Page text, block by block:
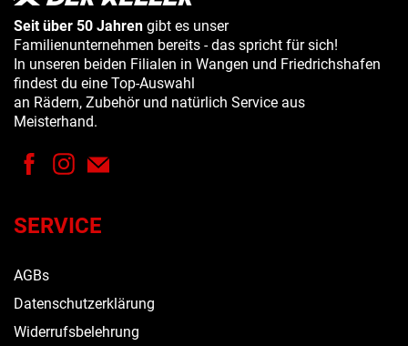
Seit über 50 Jahren gibt es unser
Familienunternehmen bereits - das spricht für sich!
In unseren beiden Filialen in Wangen und Friedrichshafen
findest du eine Top-Auswahl
an Rädern, Zubehör und natürlich Service aus
Meisterhand.
SERVICE
AGBs
Datenschutzerklärung
Widerrufsbelehrung